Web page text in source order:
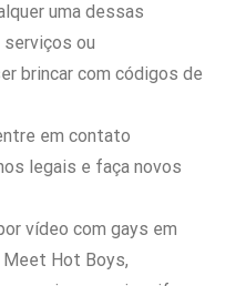
uma dessas
ou
brincar com códigos de
em contato
legais e faça novos
vídeo com gays em
Hot Boys,